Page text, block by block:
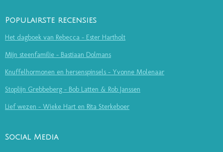
Populairste recensies
Het dagboek van Rebecca - Ester Hartholt
Mijn steenfamilie - Bastiaan Dolmans
Knuffelhormonen en hersenspinsels - Yvonne Molenaar
Stoplijn Grebbeberg - Bob Latten & Rob Janssen
Lief wezen - Wieke Hart en Rita Sterkeboer
Social Media